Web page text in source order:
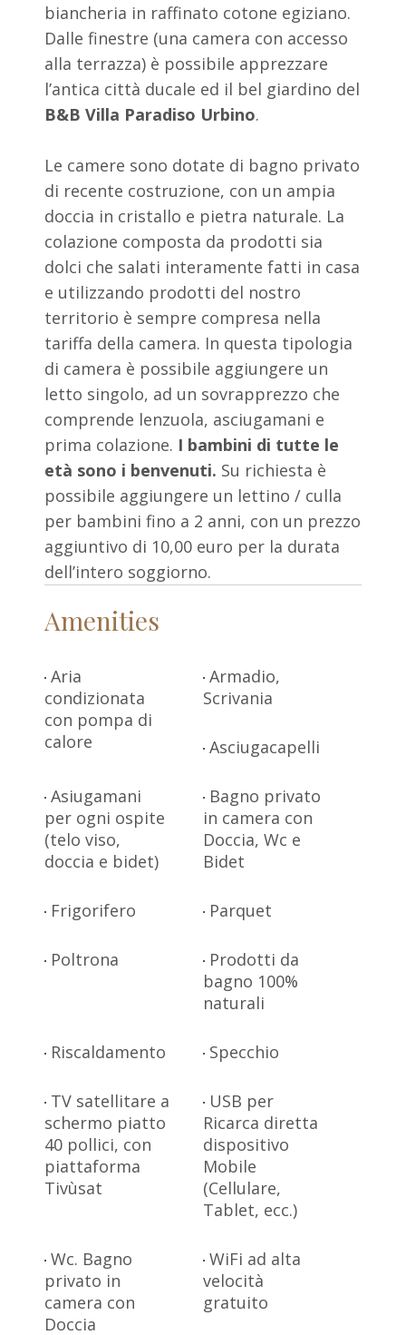
biancheria in raffinato cotone egiziano.
Dalle finestre (una camera con accesso
alla terrazza) è possibile apprezzare
l’antica città ducale ed il bel giardino del
B&B Villa Paradiso Urbino.
Le camere sono dotate di bagno privato
di recente costruzione, con un ampia
doccia in cristallo e pietra naturale. La
colazione composta da prodotti sia
dolci che salati interamente fatti in casa
e utilizzando prodotti del nostro
territorio è sempre compresa nella
tariffa della camera. In questa tipologia
di camera è possibile aggiungere un
letto singolo, ad un sovrapprezzo che
comprende lenzuola, asciugamani e
prima colazione. I bambini di tutte le
età sono i benvenuti. Su richiesta è
possibile aggiungere un lettino / culla
per bambini fino a 2 anni, con un prezzo
aggiuntivo di 10,00 euro per la durata
dell’intero soggiorno.
Amenities
Aria
condizionata
con pompa di
calore
Armadio,
Scrivania
Asciugacapelli
Asiugamani
per ogni ospite
(telo viso,
doccia e bidet)
Bagno privato
in camera con
Doccia, Wc e
Bidet
Frigorifero Parquet
Poltrona
Prodotti da
bagno 100%
naturali
Riscaldamento Specchio
TV satellitare a
schermo piatto
40 pollici, con
piattaforma
Tivùsat
USB per
Ricarca diretta
dispositivo
Mobile
(Cellulare,
Tablet, ecc.)
Wc. Bagno
privato in
camera con
Doccia
WiFi ad alta
velocità
gratuito